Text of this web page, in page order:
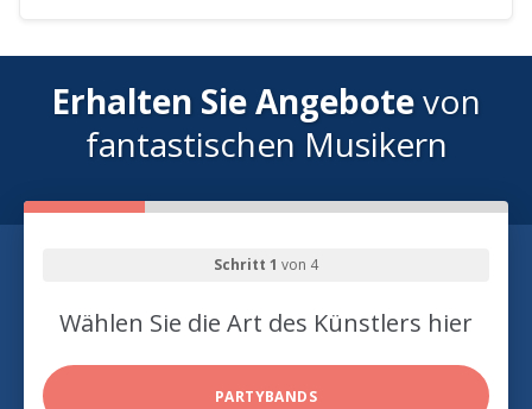
Erhalten Sie Angebotevon
fantastischen Musikern
Schritt 1 von 4
Wählen Sie die Art des Künstlers hier
PARTYBANDS